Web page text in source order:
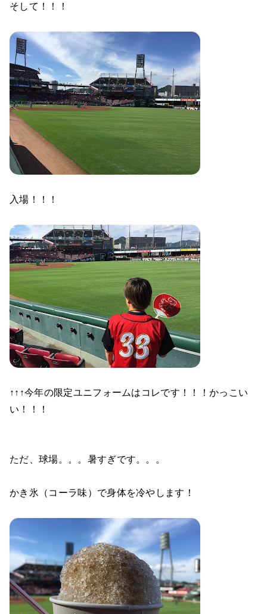
そして！！！
入場！！！
↑↑↑今年の限定ユニフォームはコレです！！！かっこい
い！！！
ただ、球場。。。暑すぎです。。。
かき氷（コーラ味）で身体を冷やします！